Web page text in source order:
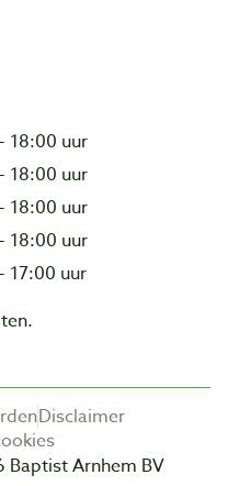
18:00 uur
18:00 uur
18:00 uur
18:00 uur
17:00 uur
Disclaimer
Arnhem BV